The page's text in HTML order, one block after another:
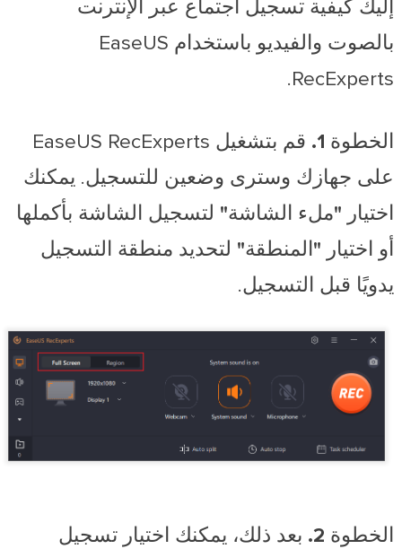
إليك كيفية تسجيل اجتماع عبر الإنترنت
بالصوت والفيديو
باستخدام EaseUS
RecExperts.
الخطوة 1.
قم بتشغيل EaseUS RecExperts
على جهازك وسترى وضعين للتسجيل. يمكنك
اختيار "ملء الشاشة" لتسجيل الشاشة بأكملها
أو اختيار "المنطقة" لتحديد منطقة التسجيل
يدويًا قبل التسجيل.
الخطوة 2. بعد ذلك، يمكنك اختيار تسجيل